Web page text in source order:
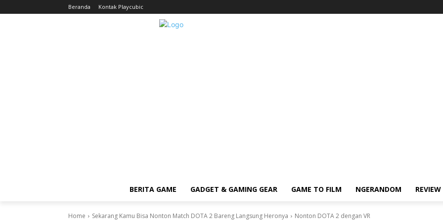
Beranda Kontak Playcubic
BERITA GAME GADGET & GAMING GEAR GAME TO FILM NGERANDOM REVIEW
Home Sekarang Kamu Bisa Nonton Match DOTA 2 Bareng Langsung Heronya Nonton DOTA 2 dengan VR